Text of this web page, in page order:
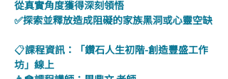
從真實角度獲得深刻領悟
✅探索並釋放造成阻礙的家族黑洞或心靈空缺
📋課程資訊：「鑽石人生初階-創造豐盛工作
坊」線上